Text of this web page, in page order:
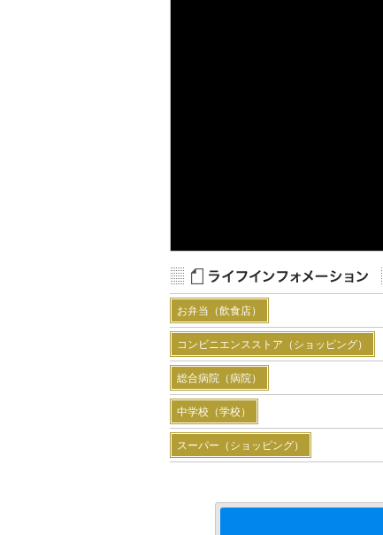
お弁当（飲食店）
コンビニエンスストア（ショッピング）
総合病院（病院）
中学校（学校）
スーパー（ショッピング）